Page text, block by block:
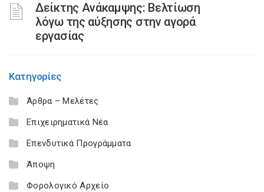
Δείκτης Ανάκαμψης: Βελτίωση
λόγω της αύξησης στην αγορά
εργασίας
Κατηγορίες
Άρθρα – Μελέτες
Επιχειρηματικά Νέα
Επενδυτικά Προγράμματα
Άποψη
Φορολογικό Αρχείο